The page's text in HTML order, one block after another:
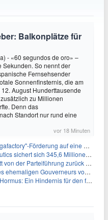
Balkonplätze für
- «60 segundos de oro» –
Sekunden. So nennt der
Fernsehsender
Sonnenfinsternis, die am
August Hunderttausende
zu Millionen
Denn das
Standort nur rund eine
vor 18 Minuten
Förderung auf eine Milliarde Euro auf
in einer erhöhten IPO und ebnet den Weg für nicht-opioide Schmerztherapie
zurück und hebt politische Turbulenzen hervor
die anhaltenden Herausforderungen in der Governance und im Geschäftsumfeld hervor
für den freien Handel und das Investorenvertrauen